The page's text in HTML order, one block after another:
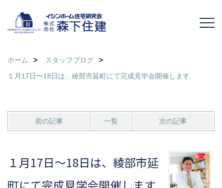
ホーム
スタッフブログ
１月17日〜18日は、綾部市延町にて完成見学会開催します
前の記事 一覧 次の記事
１月17日〜18日は、綾部市延